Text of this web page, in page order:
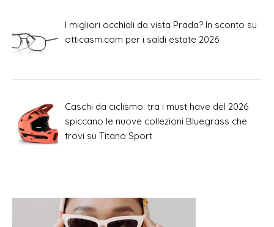
I migliori occhiali da vista Prada? In sconto su
otticasm.com per i saldi estate 2026
Caschi da ciclismo: tra i must have del 2026
spiccano le nuove collezioni Bluegrass che
trovi su Titano Sport